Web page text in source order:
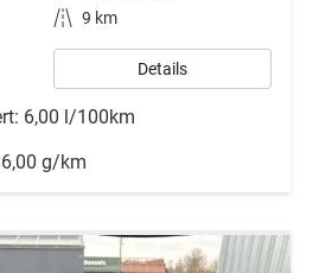
Kilometerstand 9 km
Details
6,00 l/100km
g/km